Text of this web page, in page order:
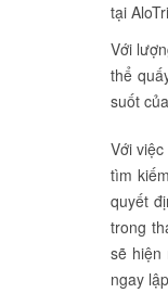
tại
Với
thể
suốt
Với
tìm
quyết
trong
sẽ hiện
ngay